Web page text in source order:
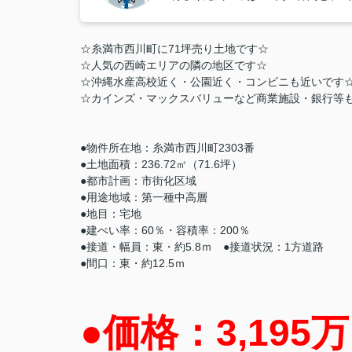
☆糸満市西川町に71坪売り土地です☆
☆人気の西崎エリアの隣の地区です☆
☆沖縄水産高校近く・公園近く・コンビニも近いです
☆カインズ・マックスバリューなど商業施設・銀行等
●物件所在地：糸満市西川町2303番
●土地面積：236.72㎡（71.6坪）
●都市計画：市街化区域
●用途地域：第一種中高層
●地目：宅地
●建ぺい率：60％・容積率：200％
●接道・幅員：東・約5.8ｍ ●接道状況：1方道路
●間口：東・約12.5ｍ
●価格：3,195万